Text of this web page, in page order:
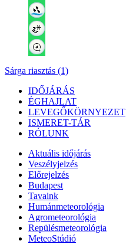
Sárga riasztás (1)
IDŐJÁRÁS
ÉGHAJLAT
LEVEGŐKÖRNYEZET
ISMERET-TÁR
RÓLUNK
Aktuális időjárás
Veszélyjelzés
Előrejelzés
Budapest
Tavaink
Humánmeteorológia
Agrometeorológia
Repülésmeteorológia
MeteoStúdió